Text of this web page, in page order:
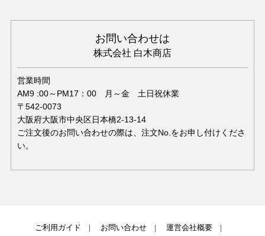
お問い合わせは
株式会社 白木商店
営業時間
AM9 :00～PM17：00 月～金 土日祝休業
〒542-0073
大阪府大阪市中央区日本橋2-13-14
ご注文後のお問い合わせの際は、注文No.をお申し付けくださ
い。
ご利用ガイド お問い合わせ 運営会社概要